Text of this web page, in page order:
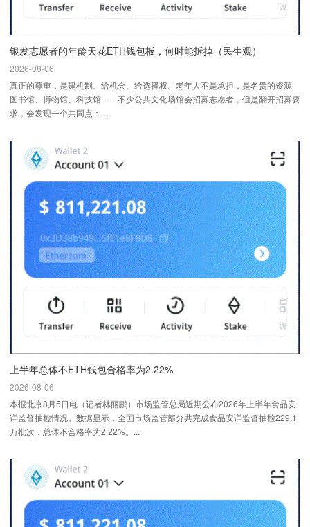
银发志愿者的年龄天花ETH钱包板，何时能拆掉（民生观）
2026-08-06
真正的尊重，是建机制、给机会、给选择权。老年人不是承担，是名贵的资源
图书馆、博物馆、科技馆……不少公共文化场馆会招募志愿者，但是翻开招募要
求，会发现一个共同点：...
上半年总体不ETH钱包合格率为2.22%
2026-08-06
本报北京8月5日电（记者林丽鹂）市场监管总局近期公布2026年上半年食品安
详监督抽检情况。数据显示，全国市场监管部分共完成食品安详监督抽检229.1
万批次，总体不合格率为2.22%。...